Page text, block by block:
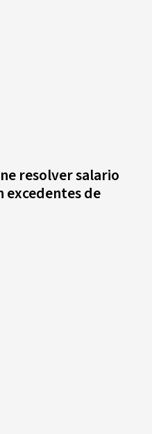
resolver salario
de